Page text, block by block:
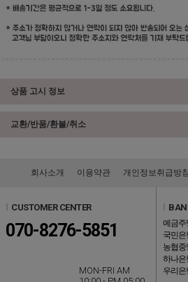
상품 고시 정보
교환/반품/환불/취소
회사소개 이용약관 개인정보취급방침
CUSTOMER CENTER
070-8276-5851
MON-FRI AM
예금주
국민은
농협중
하나은
우리은